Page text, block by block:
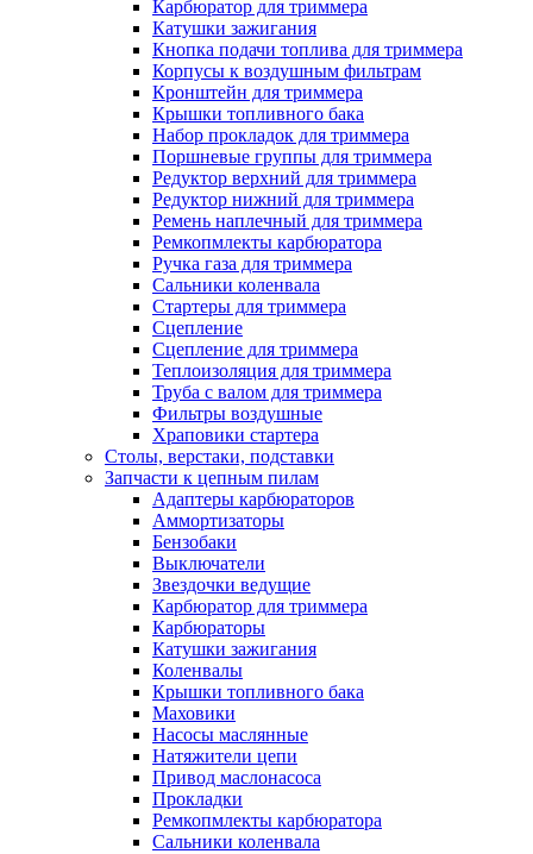
Карбюратор для триммера
Катушки зажигания
Кнопка подачи топлива для триммера
Корпусы к воздушным фильтрам
Кронштейн для триммера
Крышки топливного бака
Набор прокладок для триммера
Поршневые группы для триммера
Редуктор верхний для триммера
Редуктор нижний для триммера
Ремень наплечный для триммера
Ремкопмлекты карбюратора
Ручка газа для триммера
Сальники коленвала
Стартеры для триммера
Сцепление
Сцепление для триммера
Теплоизоляция для триммера
Труба с валом для триммера
Фильтры воздушные
Храповики стартера
Столы, верстаки, подставки
Запчасти к цепным пилам
Адаптеры карбюраторов
Аммортизаторы
Бензобаки
Выключатели
Звездочки ведущие
Карбюратор для триммера
Карбюраторы
Катушки зажигания
Коленвалы
Крышки топливного бака
Маховики
Насосы маслянные
Натяжители цепи
Привод маслонасоса
Прокладки
Ремкопмлекты карбюратора
Сальники коленвала